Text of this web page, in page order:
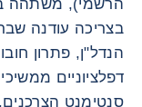
הרשמי), משתהה
בצריכה עודנה
הנדל"ן, פתרון
דפלציוניים
סנטימנט הצרכנים.